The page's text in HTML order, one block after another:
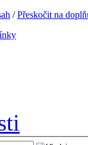
/Přeskočit na